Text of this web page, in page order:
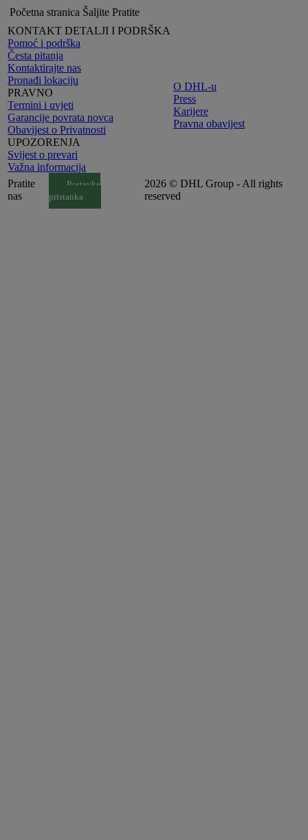
Početna stranica Šaljite Pratite
KONTAKT DETALJI I PODRŠKA
Pomoć i podrška
Česta pitanja
Kontaktirajte nas
Pronađi lokaciju
PRAVNO
Termini i uvjeti
Garancije povrata novca
Obavijest o Privatnosti
UPOZORENJA
Svijest o prevari
Važna informacija
O DHL-u
Press
Karijere
Pravna obavijest
Pratite
nas
Postavke
pristanka
2026 © DHL Group - All rights
reserved